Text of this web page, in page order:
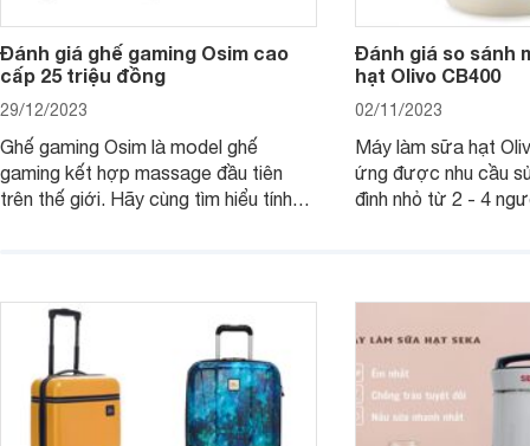
Đánh giá ghế gaming Osim cao
cấp 25 triệu đồng
29/12/2023
Ghế gaming Osim là model ghế
gaming kết hợp massage đầu tiên
trên thế giới. Hãy cùng tìm hiểu tính
Đánh giá so sánh
hạt Olivo CB400
02/11/2023
Máy làm sữa hạt
ứng được nhu cầu
đình nhỏ từ 2 - 4